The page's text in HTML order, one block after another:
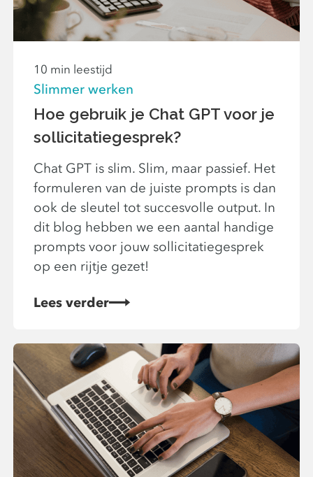
10 min leestijd
Slimmer werken
Hoe gebruik je Chat GPT voor je
sollicitatiegesprek?
Chat GPT is slim. Slim, maar passief. Het
formuleren van de juiste prompts is dan
ook de sleutel tot succesvolle output. In
dit blog hebben we een aantal handige
prompts voor jouw sollicitatiegesprek
op een rijtje gezet!
Lees verder